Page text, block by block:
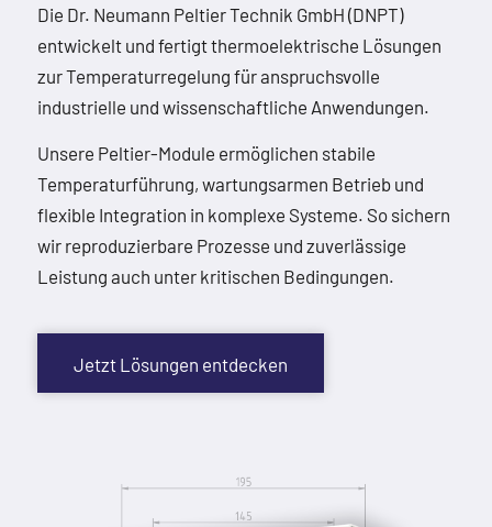
Die Dr. Neumann Peltier Technik GmbH (DNPT)
entwickelt und fertigt thermoelektrische Lösungen
zur Temperaturregelung für anspruchsvolle
industrielle und wissenschaftliche Anwendungen.
Unsere Peltier-Module ermöglichen stabile
Temperaturführung, wartungsarmen Betrieb und
flexible Integration in komplexe Systeme. So sichern
wir reproduzierbare Prozesse und zuverlässige
Leistung auch unter kritischen Bedingungen.
Jetzt Lösungen entdecken